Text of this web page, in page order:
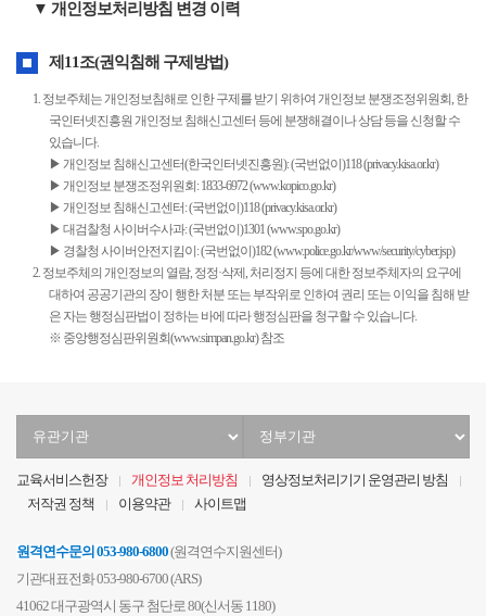
▼ 개인정보처리방침 변경 이력
제11조(권익침해 구제방법)
1. 정보주체는 개인정보침해로 인한 구제를 받기 위하여 개인정보 분쟁조정위원회, 한
국인터넷진흥원 개인정보 침해신고센터 등에 분쟁해결이나 상담 등을 신청할 수
있습니다.
▶ 개인정보 침해신고센터(한국인터넷진흥원): (국번없이)118 (privacy.kisa.or.kr)
▶ 개인정보 분쟁조정위원회: 1833-6972 (www.kopico.go.kr)
▶ 개인정보 침해신고센터: (국번없이)118 (privacy.kisa.or.kr)
▶ 대검찰청 사이버수사과: (국번없이)1301 (www.spo.go.kr)
▶ 경찰청 사이버안전지킴이: (국번없이)182 (www.police.go.kr/www/security/cyber.jsp)
2. 정보주체의 개인정보의 열람, 정정·삭제, 처리정지 등에 대한 정보주체자의 요구에
대하여 공공기관의 장이 행한 처분 또는 부작위로 인하여 권리 또는 이익을 침해 받
은 자는 행정심판법이 정하는 바에 따라 행정심판을 청구할 수 있습니다.
※ 중앙행정심판위원회(www.simpan.go.kr) 참조
교육서비스헌장 개인정보 처리방침
영상정보처리기기 운영관리 방침
저작권 정책
이용약관 사이트맵
원격연수문의 053-980-6800(원격연수지원센터)
기관대표전화 053-980-6700 (ARS)
41062 대구광역시 동구 첨단로 80(신서동 1180)
관
선
관
선